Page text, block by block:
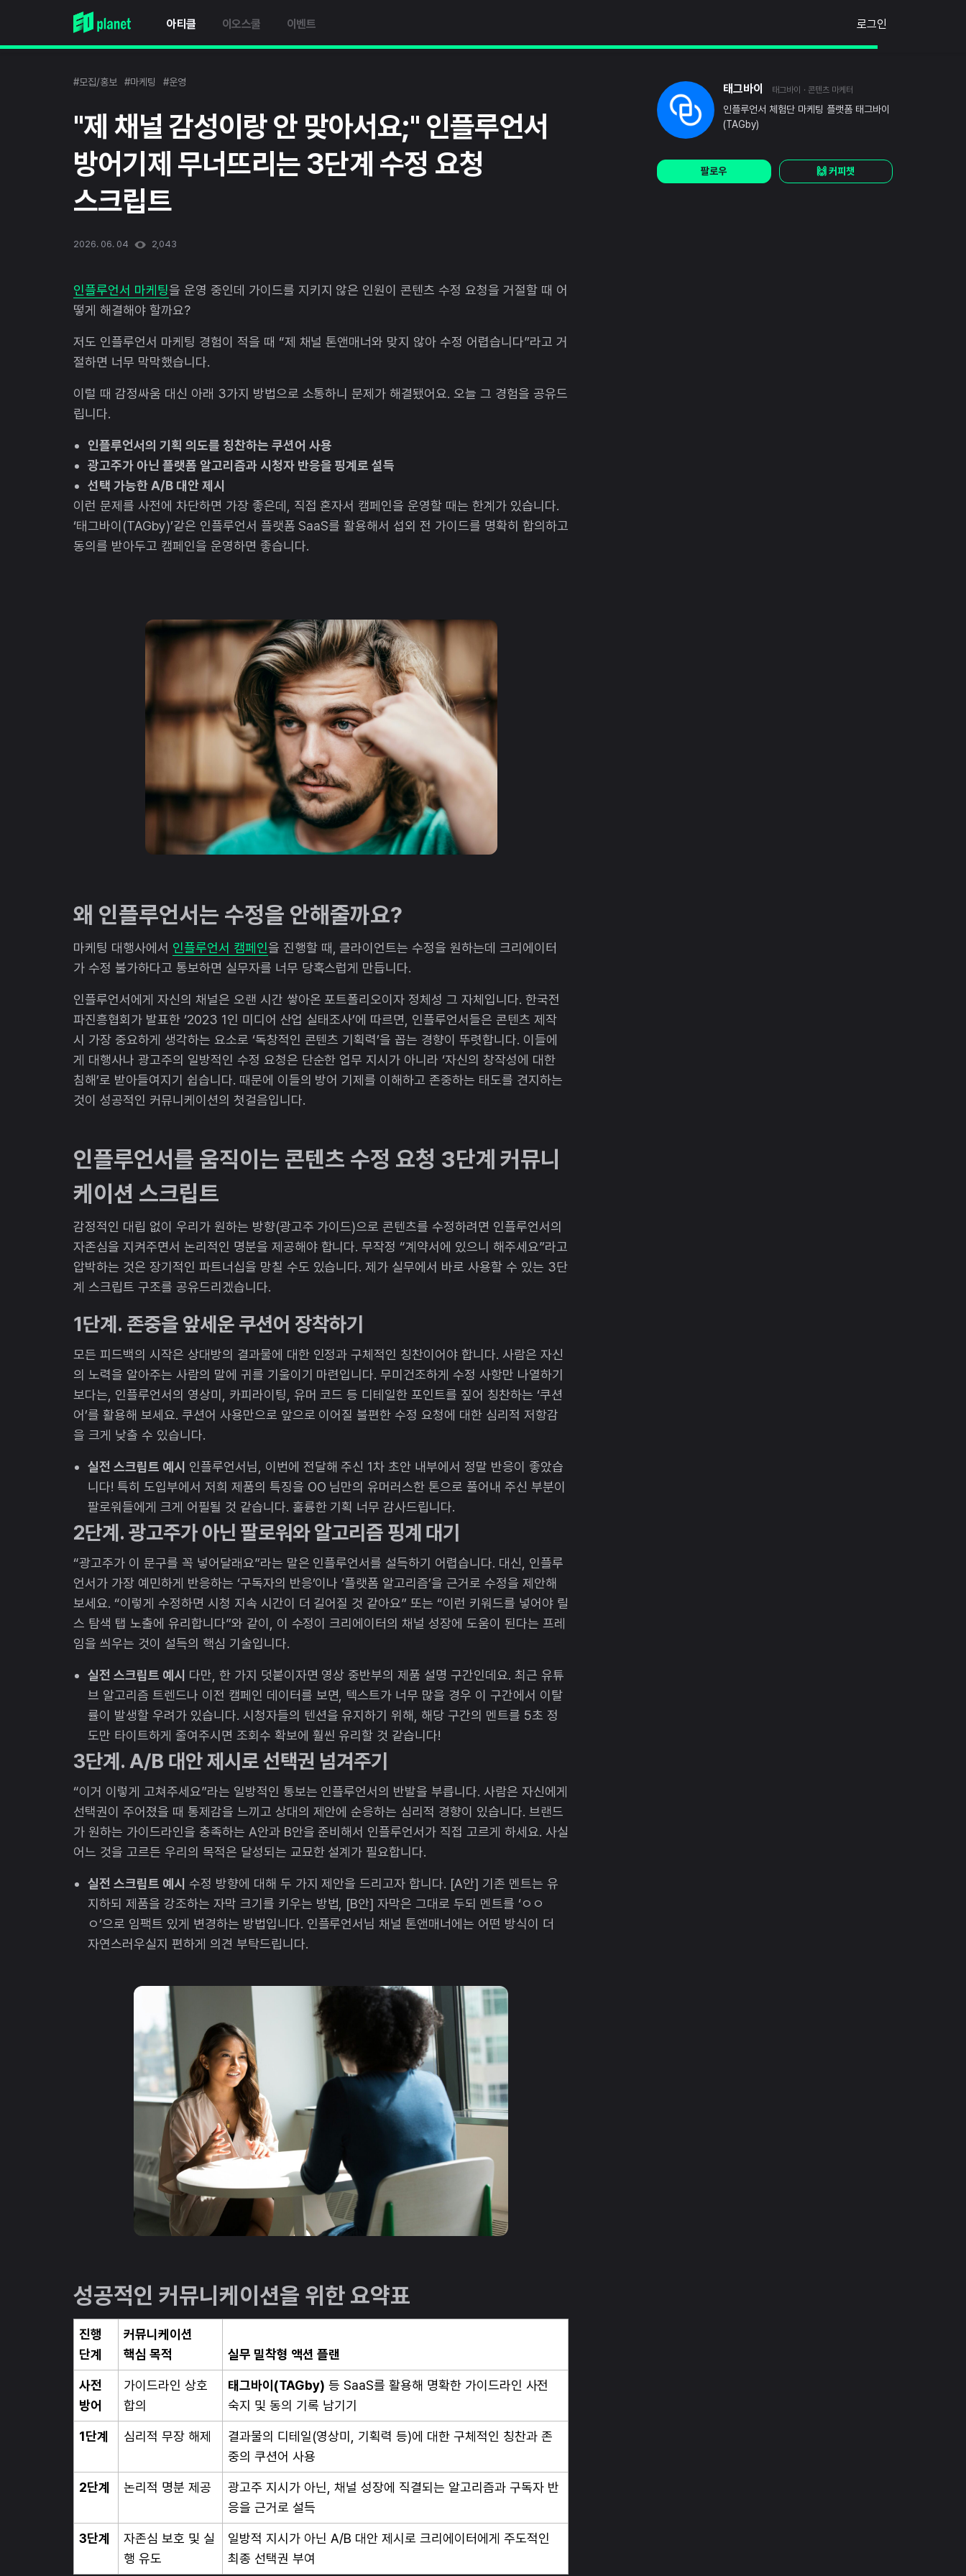
아티클 이오스쿨 이벤트 로그인
#모집/홍보 #마케팅 #운영
"제 채널 감성이랑 안 맞아서요;" 인플루언서
방어기제 무너뜨리는 3단계 수정 요청
스크립트
2026. 06. 04 2,043
인플루언서 마케팅을 운영 중인데 가이드를 지키지 않은 인원이 콘텐츠 수정 요청을 거절할 때 어
떻게 해결해야 할까요?
저도 인플루언서 마케팅 경험이 적을 때 “제 채널 톤앤매너와 맞지 않아 수정 어렵습니다”라고 거
절하면 너무 막막했습니다.
이럴 때 감정싸움 대신 아래 3가지 방법으로 소통하니 문제가 해결됐어요. 오늘 그 경험을 공유드
립니다.
인플루언서의 기획 의도를 칭찬하는 쿠션어 사용
광고주가 아닌 플랫폼 알고리즘과 시청자 반응을 핑계로 설득
선택 가능한 A/B 대안 제시
이런 문제를 사전에 차단하면 가장 좋은데, 직접 혼자서 캠페인을 운영할 때는 한계가 있습니다.
‘태그바이(TAGby)’같은 인플루언서 플랫폼 SaaS를 활용해서 섭외 전 가이드를 명확히 합의하고
동의를 받아두고 캠페인을 운영하면 좋습니다.
왜 인플루언서는 수정을 안해줄까요?
마케팅 대행사에서 인플루언서 캠페인을 진행할 때, 클라이언트는 수정을 원하는데 크리에이터
가 수정 불가하다고 통보하면 실무자를 너무 당혹스럽게 만듭니다.
인플루언서에게 자신의 채널은 오랜 시간 쌓아온 포트폴리오이자 정체성 그 자체입니다. 한국전
파진흥협회가 발표한 ‘2023 1인 미디어 산업 실태조사’에 따르면, 인플루언서들은 콘텐츠 제작
시 가장 중요하게 생각하는 요소로 ‘독창적인 콘텐츠 기획력’을 꼽는 경향이 뚜렷합니다. 이들에
게 대행사나 광고주의 일방적인 수정 요청은 단순한 업무 지시가 아니라 ‘자신의 창작성에 대한
침해’로 받아들여지기 쉽습니다. 때문에 이들의 방어 기제를 이해하고 존중하는 태도를 견지하는
것이 성공적인 커뮤니케이션의 첫걸음입니다.
인플루언서를 움직이는 콘텐츠 수정 요청 3단계 커뮤니
케이션 스크립트
감정적인 대립 없이 우리가 원하는 방향(광고주 가이드)으로 콘텐츠를 수정하려면 인플루언서의
자존심을 지켜주면서 논리적인 명분을 제공해야 합니다. 무작정 “계약서에 있으니 해주세요”라고
압박하는 것은 장기적인 파트너십을 망칠 수도 있습니다. 제가 실무에서 바로 사용할 수 있는 3단
계 스크립트 구조를 공유드리겠습니다.
1단계. 존중을 앞세운 쿠션어 장착하기
모든 피드백의 시작은 상대방의 결과물에 대한 인정과 구체적인 칭찬이어야 합니다. 사람은 자신
의 노력을 알아주는 사람의 말에 귀를 기울이기 마련입니다. 무미건조하게 수정 사항만 나열하기
보다는, 인플루언서의 영상미, 카피라이팅, 유머 코드 등 디테일한 포인트를 짚어 칭찬하는 ‘쿠션
어’를 활용해 보세요. 쿠션어 사용만으로 앞으로 이어질 불편한 수정 요청에 대한 심리적 저항감
을 크게 낮출 수 있습니다.
실전 스크립트 예시 인플루언서님, 이번에 전달해 주신 1차 초안 내부에서 정말 반응이 좋았습
니다! 특히 도입부에서 저희 제품의 특징을 OO 님만의 유머러스한 톤으로 풀어내 주신 부분이
팔로워들에게 크게 어필될 것 같습니다. 훌륭한 기획 너무 감사드립니다.
2단계. 광고주가 아닌 팔로워와 알고리즘 핑계 대기
“광고주가 이 문구를 꼭 넣어달래요”라는 말은 인플루언서를 설득하기 어렵습니다. 대신, 인플루
언서가 가장 예민하게 반응하는 ‘구독자의 반응’이나 ‘플랫폼 알고리즘’을 근거로 수정을 제안해
보세요. “이렇게 수정하면 시청 지속 시간이 더 길어질 것 같아요” 또는 “이런 키워드를 넣어야 릴
스 탐색 탭 노출에 유리합니다”와 같이, 이 수정이 크리에이터의 채널 성장에 도움이 된다는 프레
임을 씌우는 것이 설득의 핵심 기술입니다.
실전 스크립트 예시 다만, 한 가지 덧붙이자면 영상 중반부의 제품 설명 구간인데요. 최근 유튜
브 알고리즘 트렌드나 이전 캠페인 데이터를 보면, 텍스트가 너무 많을 경우 이 구간에서 이탈
률이 발생할 우려가 있습니다. 시청자들의 텐션을 유지하기 위해, 해당 구간의 멘트를 5초 정
도만 타이트하게 줄여주시면 조회수 확보에 훨씬 유리할 것 같습니다!
3단계. A/B 대안 제시로 선택권 넘겨주기
“이거 이렇게 고쳐주세요”라는 일방적인 통보는 인플루언서의 반발을 부릅니다. 사람은 자신에게
선택권이 주어졌을 때 통제감을 느끼고 상대의 제안에 순응하는 심리적 경향이 있습니다. 브랜드
가 원하는 가이드라인을 충족하는 A안과 B안을 준비해서 인플루언서가 직접 고르게 하세요. 사실
어느 것을 고르든 우리의 목적은 달성되는 교묘한 설계가 필요합니다.
실전 스크립트 예시 수정 방향에 대해 두 가지 제안을 드리고자 합니다. [A안] 기존 멘트는 유
지하되 제품을 강조하는 자막 크기를 키우는 방법, [B안] 자막은 그대로 두되 멘트를 ‘ㅇㅇ
ㅇ’으로 임팩트 있게 변경하는 방법입니다. 인플루언서님 채널 톤앤매너에는 어떤 방식이 더
자연스러우실지 편하게 의견 부탁드립니다.
성공적인 커뮤니케이션을 위한 요약표
진행
단계
커뮤니케이션
핵심 목적
실무 밀착형 액션 플랜
사전
방어
가이드라인 상호
합의
태그바이(TAGby) 등 SaaS를 활용해 명확한 가이드라인 사전
숙지 및 동의 기록 남기기
1단계 심리적 무장 해제
결과물의 디테일(영상미, 기획력 등)에 대한 구체적인 칭찬과 존
중의 쿠션어 사용
2단계 논리적 명분 제공
광고주 지시가 아닌, 채널 성장에 직결되는 알고리즘과 구독자 반
응을 근거로 설득
3단계
자존심 보호 및 실
행 유도
일방적 지시가 아닌 A/B 대안 제시로 크리에이터에게 주도적인
최종 선택권 부여
태그바이 태그바이 · 콘텐츠 마케터
인플루언서 체험단 마케팅 플랫폼 태그바이
(TAGby)
팔로우 🙌 커피챗